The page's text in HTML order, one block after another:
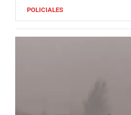
POLICIALES